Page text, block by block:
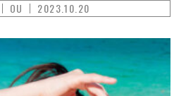
OU 2023.10.20